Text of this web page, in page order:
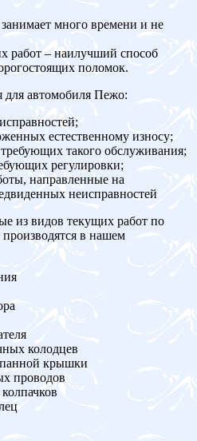
много времени и не
работ – наилучший способ
поломок.
для автомобиля Пежо:
естественному износу;
такого обслуживания;
регулировки;
направленные на
неисправностей
из видов текущих работ по
в нашем
колодцев
крышки
проводов